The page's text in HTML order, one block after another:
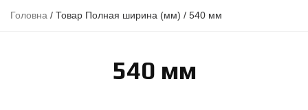
Головна / Товар Полная ширина (мм) / 540 мм
540 мм